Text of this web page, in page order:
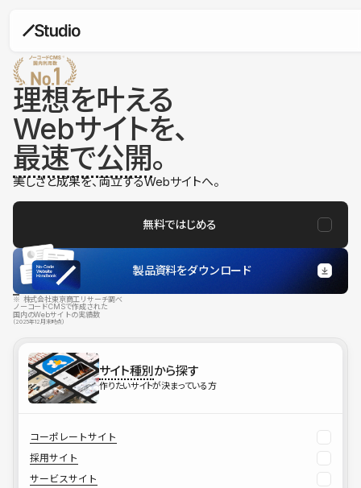
理想を叶える
Webサイトを、
最速で公開。
美しさと成果を、両立するWebサイトへ。
無料ではじめる
製品資料をダウンロード
※ 株式会社東京商工リサーチ調べ
ノーコードCMSで作成された
国内のWebサイトの実績数
（2025年12月末時点）
サイト種別から探す
作りたいサイトが決まっている方
コーポレートサイト
採用サイト
サービスサイト